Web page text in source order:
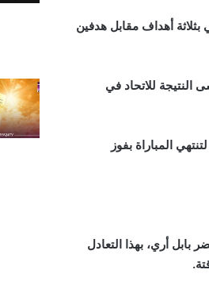
أهداف مقابل هدفين
النتيجة للاتحاد في
المباراة بفوز
أري، بهذا التعادل